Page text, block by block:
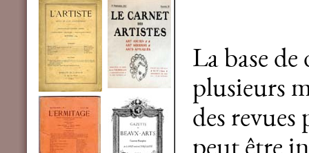
La base
plusieurs
des revues